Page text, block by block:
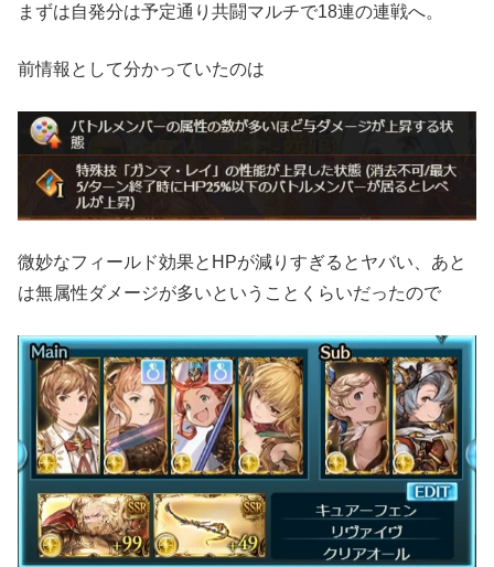
まずは自発分は予定通り共闘マルチで18連の連戦へ。
前情報として分かっていたのは
微妙なフィールド効果とHPが減りすぎるとヤバい、あと
は無属性ダメージが多いということくらいだったので